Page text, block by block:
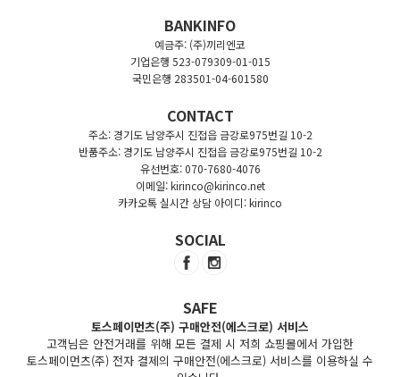
BANKINFO
예금주: (주)끼리엔코
기업은행 523-079309-01-015
국민은행 283501-04-601580
CONTACT
주소: 경기도 남양주시 진접읍 금강로975번길 10-2
반품주소: 경기도 남양주시 진접읍 금강로975번길 10-2
유선번호: 070-7680-4076
이메일: kirinco@kirinco.net
카카오톡 실시간 상담 아이디: kirinco
SOCIAL
SAFE
토스페이먼츠(주) 구매안전(에스크로) 서비스
고객님은 안전거래를 위해 모든 결제 시 저희 쇼핑몰에서 가입한
토스페이먼츠(주) 전자 결제의 구매안전(에스크로) 서비스를 이용하실 수